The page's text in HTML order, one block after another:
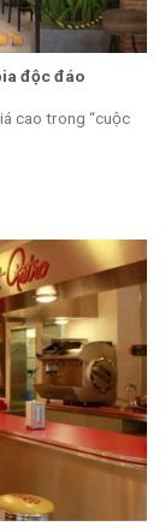
độc đáo
cao trong “cuộc